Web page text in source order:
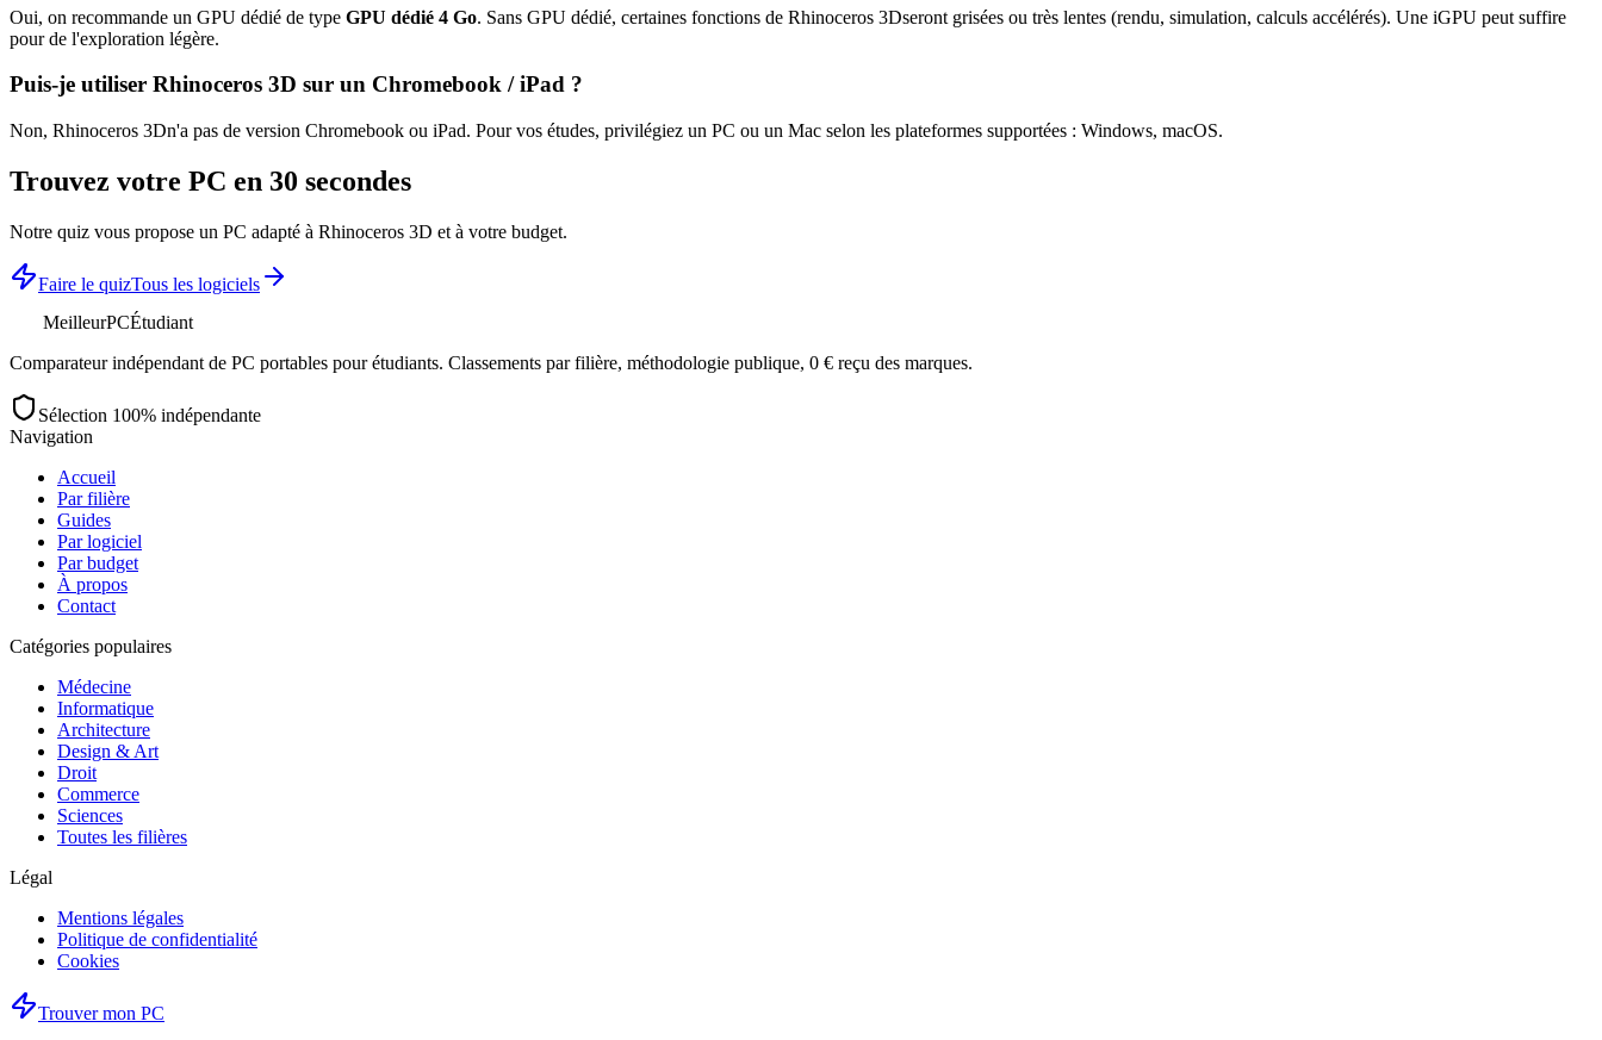
Oui, on recommande un GPU dédié de type GPU dédié 4 Go. Sans GPU dédié, certaines fonctions de Rhinoceros 3Dseront grisées ou très lentes (rendu, simulation, calculs accélérés). Une iGPU peut suffire
pour de l'exploration légère.
Puis-je utiliser Rhinoceros 3D sur un Chromebook / iPad ?
Non, Rhinoceros 3Dn'a pas de version Chromebook ou iPad. Pour vos études, privilégiez un PC ou un Mac selon les plateformes supportées : Windows, macOS.
Trouvez votre PC en 30 secondes
Notre quiz vous propose un PC adapté à Rhinoceros 3D et à votre budget.
Faire le quizTous les logiciels
MeilleurPCÉtudiant
Comparateur indépendant de PC portables pour étudiants. Classements par filière, méthodologie publique, 0 € reçu des marques.
Sélection 100% indépendante
Navigation
Accueil
Par filière
Guides
Par logiciel
Par budget
À propos
Contact
Catégories populaires
Médecine
Informatique
Architecture
Design & Art
Droit
Commerce
Sciences
Toutes les filières
Légal
Mentions légales
Politique de confidentialité
Cookies
Trouver mon PC